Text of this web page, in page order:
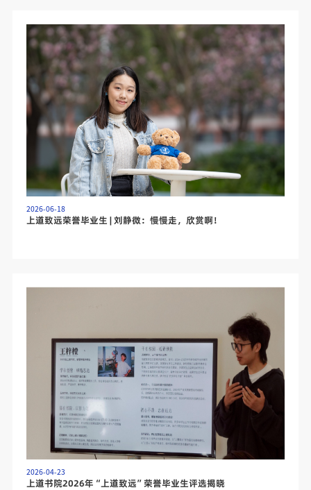
2026-06-18
上道致远荣誉毕业生 | 刘静微：慢慢走，欣赏啊！
2026-04-23
​上道书院2026年“上道致远”荣誉毕业生评选揭晓